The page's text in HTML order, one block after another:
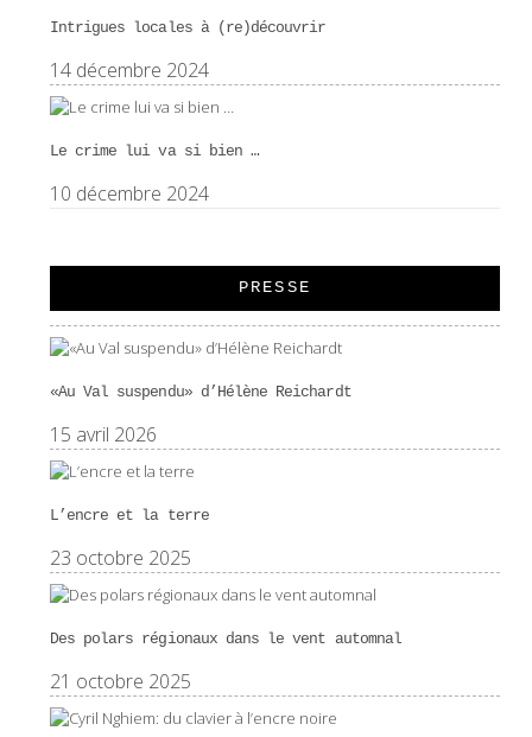
Intrigues locales à (re)découvrir
14 décembre 2024
Le crime lui va si bien …
10 décembre 2024
PRESSE
«Au Val suspendu» d’Hélène Reichardt
15 avril 2026
L’encre et la terre
23 octobre 2025
Des polars régionaux dans le vent automnal
21 octobre 2025